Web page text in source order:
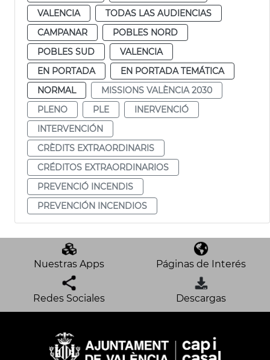
VALENCIA
TODAS LAS AUDIENCIAS
CAMPANAR
POBLES NORD
POBLES SUD
VALENCIA
EN PORTADA
EN PORTADA TEMÁTICA
NORMAL
MISSIONS VALÈNCIA 2030
PLENO
PLE
INERVENCIÓ
INTERVENCIÓN
CRÈDITS EXTRAORDINARIS
CRÉDITOS EXTRAORDINARIOS
PREVENCIÓ INCENDIS
PREVENCIÓN INCENDIOS
Nuestras Apps Páginas de Interés
Redes Sociales Descargas